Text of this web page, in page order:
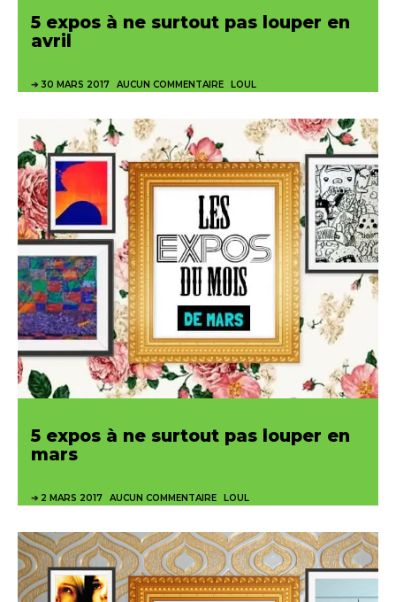
5 expos à ne surtout pas louper en
avril
30 MARS 2017 AUCUN COMMENTAIRE LOUL
5 expos à ne surtout pas louper en
mars
2 MARS 2017 AUCUN COMMENTAIRE LOUL